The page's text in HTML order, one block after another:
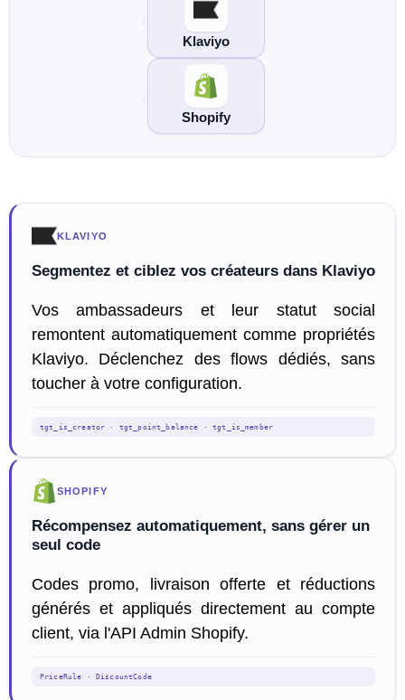
Klaviyo
Shopify
KLAVIYO
Segmentez et ciblez vos créateurs dans Klaviyo
Vos ambassadeurs et leur statut social
remontent automatiquement comme propriétés
Klaviyo. Déclenchez des flows dédiés, sans
toucher à votre configuration.
tgt_is_creator · tgt_point_balance · tgt_is_member
SHOPIFY
Récompensez automatiquement, sans gérer un
seul code
Codes promo, livraison offerte et réductions
générés et appliqués directement au compte
client, via l'API Admin Shopify.
PriceRule · DiscountCode